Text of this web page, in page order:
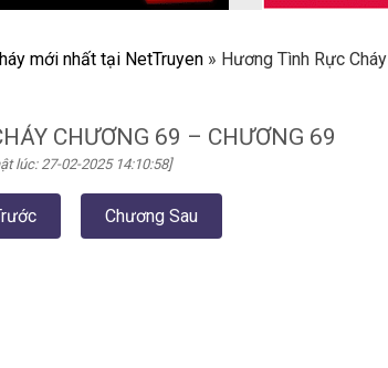
mới nhất tại NetTruyen » Hương Tình Rực Cháy
CHƯƠNG 69 – CHƯƠNG 69
lúc: 27-02-2025 14:10:58]
Chương Sau